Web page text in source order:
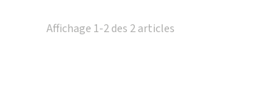
Affichage 1-2 des 2 articles